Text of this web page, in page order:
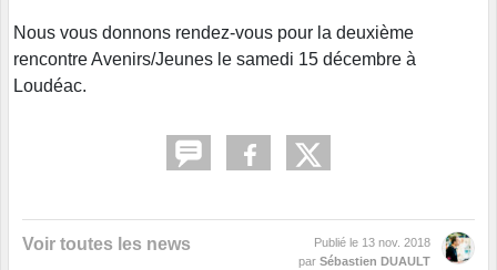
Nous vous donnons rendez-vous pour la deuxième
rencontre Avenirs/Jeunes le samedi 15 décembre à
Loudéac.
Voir toutes les news Publié le 13 nov. 2018
par Sébastien DUAULT